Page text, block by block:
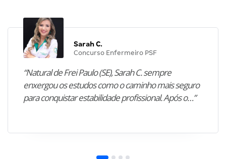
Sarah C.
Concurso Enfermeiro PSF
“Natural de Frei Paulo (SE), Sarah C. sempre
enxergou os estudos como o caminho mais seguro
para conquistar estabilidade profissional. Após o…”